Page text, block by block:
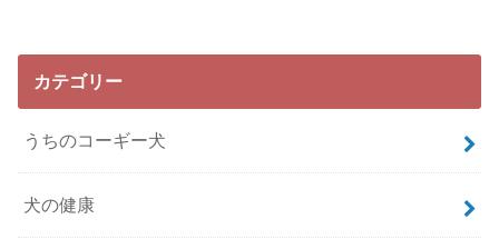
カテゴリー
うちのコーギー犬
犬の健康